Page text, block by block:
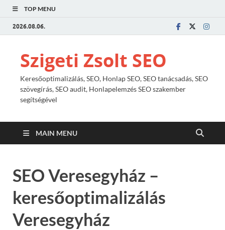
TOP MENU
2026.08.06.
Szigeti Zsolt SEO
Keresőoptimalizálás, SEO, Honlap SEO, SEO tanácsadás, SEO
szövegírás, SEO audit, Honlapelemzés SEO szakember
segítségével
MAIN MENU
SEO Veresegyház –
keresőoptimalizálás
Veresegyház